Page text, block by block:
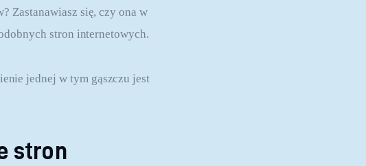
Zastanawiasz się, czy ona w
stron internetowych.
jednej w tym gąszczu jest
stron